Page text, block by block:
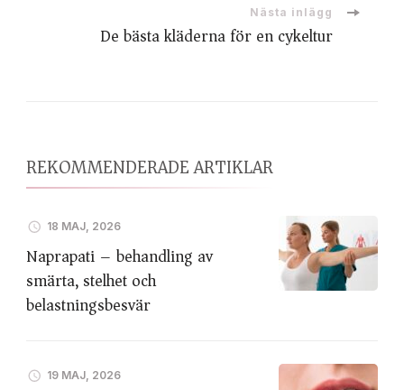
Nästa inlägg
De bästa kläderna för en cykeltur
REKOMMENDERADE ARTIKLAR
18 MAJ, 2026
Naprapati – behandling av
smärta, stelhet och
belastningsbesvär
19 MAJ, 2026